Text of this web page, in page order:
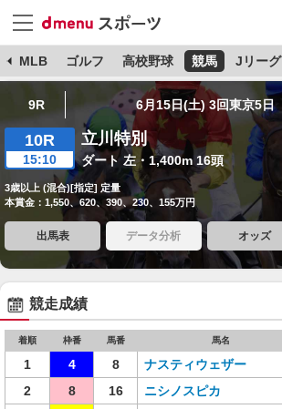
MLB ゴルフ 高校野球 競馬 Jリーグ
9R 6月15日(土) 3回東京5日
10R
15:10
立川特別
ダート 左・1,400m 16頭
3歳以上 (混合)[指定] 定量
本賞金：1,550、620、390、230、155万円
出馬表 データ分析 オッズ
競走成績
着順 枠番 馬番 馬名
1 4 8 ナスティウェザー
2
8 16 ニシノスピカ